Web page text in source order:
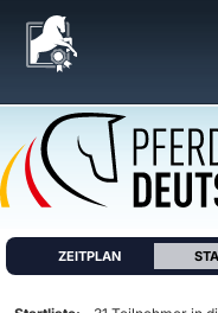
ZEITPLAN